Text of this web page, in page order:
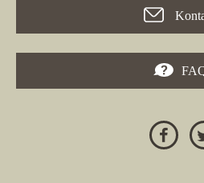
**Maklerbüro Rheinböllen**
besten Platzierungen unter Beweis
Platzierungen in Rheinböllen.